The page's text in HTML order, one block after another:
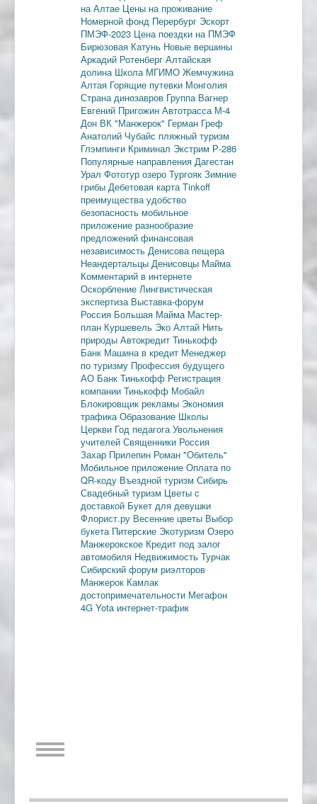
на Алтае Цены на проживание
Номерной фонд Перербург Эскорт
ПМЭФ-2023 Цена поездки на ПМЭФ
Бирюзовая Катунь Новые вершины
Аркадий Ротенберг Алтайская
долина Школа МГИМО Жемчужина
Алтая Горящие путевки Монголия
Страна динозавров Группа Вагнер
Евгений Пригожин Автотрасса М-4
Дон ВК "Манжерок" Герман Греф
Анатолий Чубайс пляжный туризм
Глэмпинги Криминал Экстрим Р-286
Популярные направления Дагестан
Урал Фототур озеро Тургояк Зимние
грибы Дебетовая карта Tinkoff
преимущества удобство
безопасность мобильное
приложение разнообразие
предложений финансовая
независимость Денисова пещера
Неандертальцы Денисовцы Майма
Комментарий в интернете
Оскорбление Лингвистическая
экспертиза Выставка-форум
Россия Большая Майма Мастер-
план Куршевель Эко Алтай Нить
природы Автокредит Тинькофф
Банк Машина в кредит Менеджер
по туризму Профессия будущего
АО Банк Тинькофф Регистрация
компании Тинькофф Мобайл
Блокировщик рекламы Экономия
трафика Образование Школы
Церкви Год педагога Увольнения
учителей Священники Россия
Захар Прилепин Роман "Обитель"
Мобильное приложение Оплата по
QR-коду Въездной туризм Сибирь
Свадебный туризм Цветы с
доставкой Букет для девушки
Флорист.ру Весенние цветы Выбор
букета Питерские Экотуризм Озеро
Манжерокское Кредит под залог
автомобиля Недвижимость Турчак
Сибирский форум риэлторов
Манжерок Камлак
достопримечательности Мегафон
4G Yota интернет-трафик